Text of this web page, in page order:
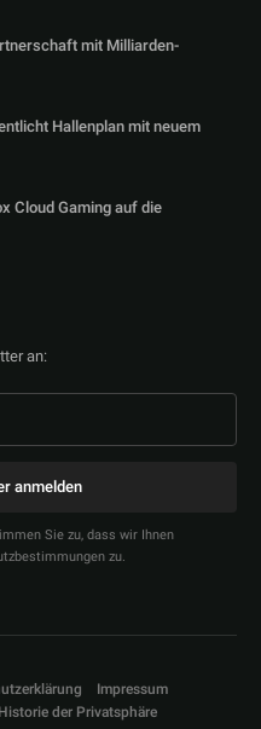
mit Milliarden-
Hallenplan mit neuem
Cloud Gaming auf die
an:
anmelden
Sie zu, dass wir Ihnen
zu.
Impressum
Historie der Privatsphäre